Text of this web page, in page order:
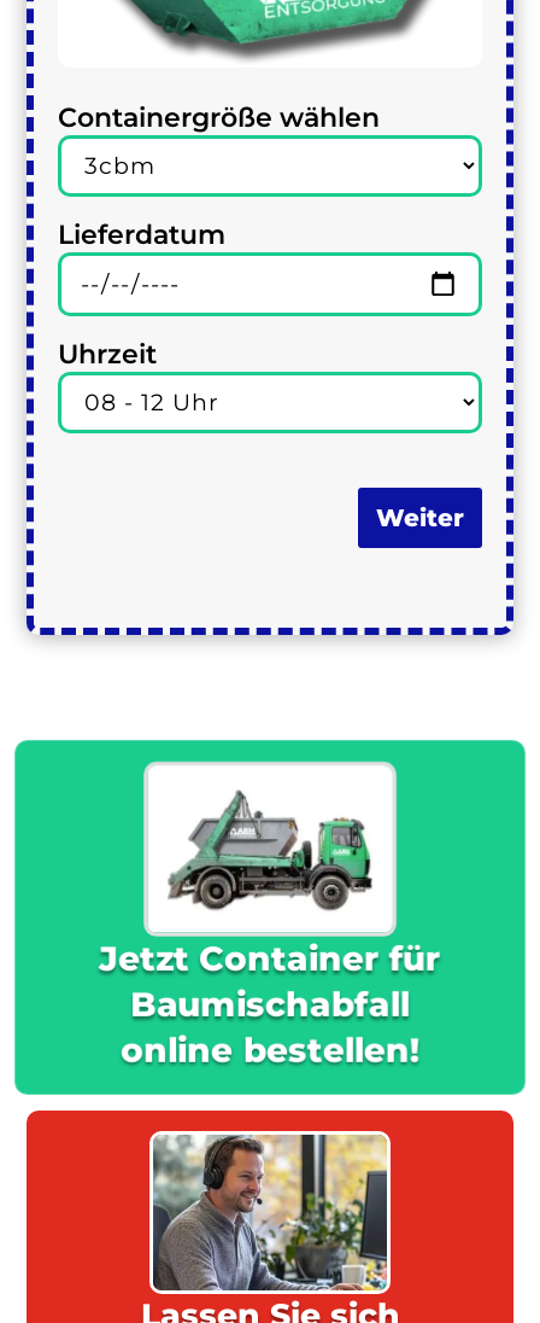
Containergröße wählen
Lieferdatum
Uhrzeit
Weiter
Jetzt Container für
Baumischabfall
online bestellen!
Lassen Sie sich